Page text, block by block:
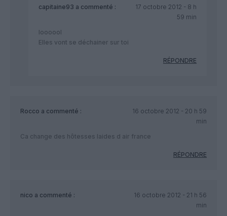
capitaine93 a commenté :
17 octobre 2012 - 8 h
59 min
loooool
Elles vont se déchainer sur toi
RÉPONDRE
Rocco a commenté :
16 octobre 2012 - 20 h 59
min
Ca change des hôtesses laides d air france
RÉPONDRE
nico a commenté :
16 octobre 2012 - 21 h 56
min